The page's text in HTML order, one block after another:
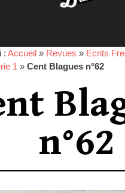
: Accueil » Revues » Ecrits
1 » Cent Blagues n°62
n°62